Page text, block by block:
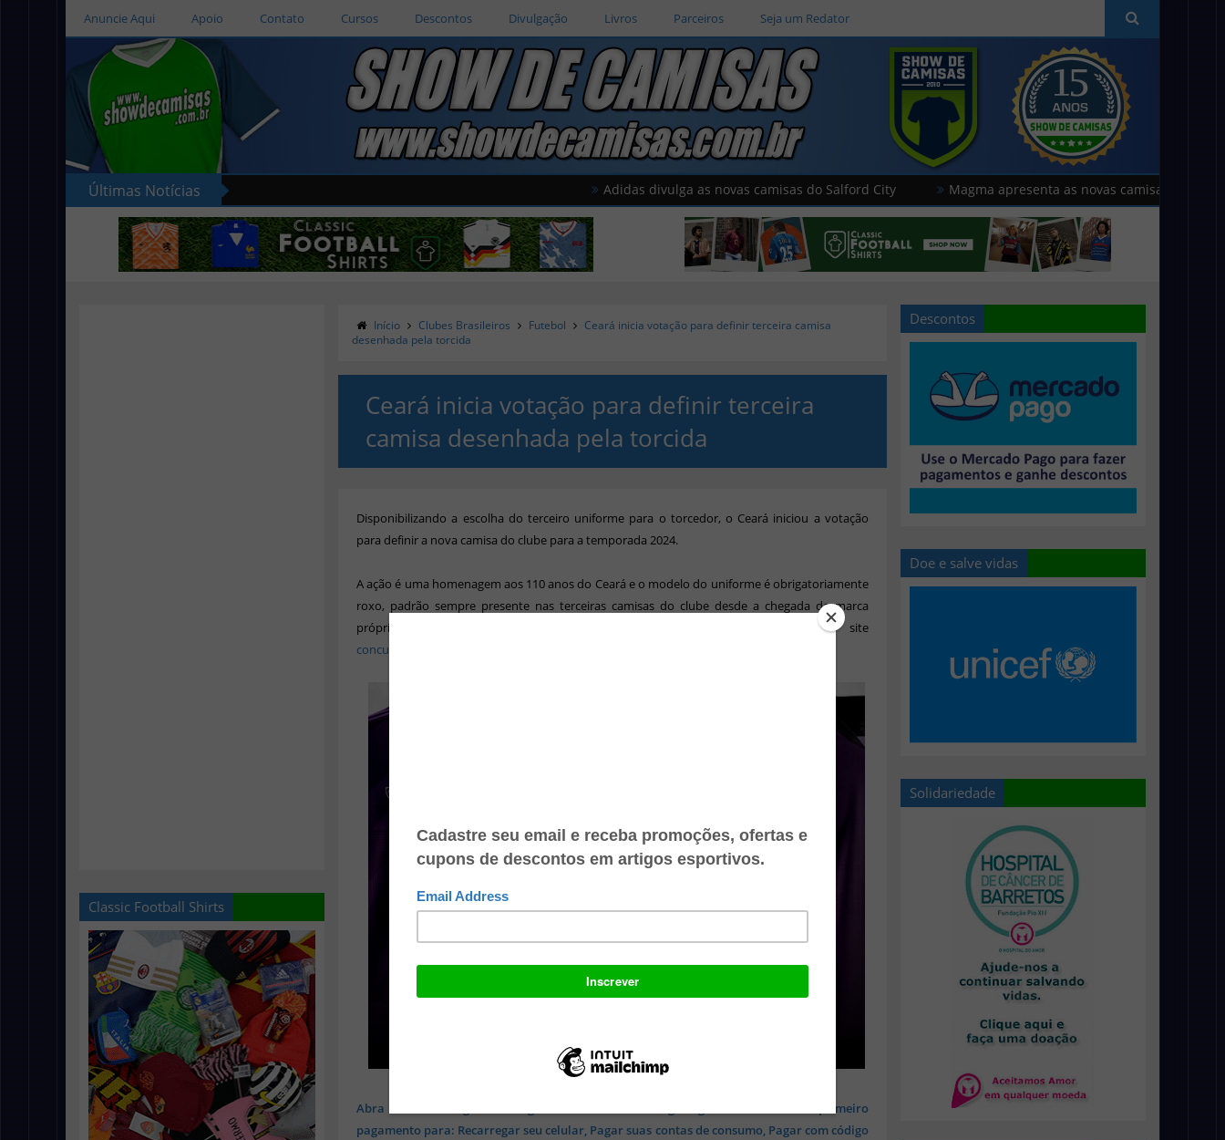
Anuncie Aqui Apoio Contato Cursos Descontos Divulgação Livros Parceiros Seja um Redator
Últimas Notícias Adidas divulga as novas camisas do Salford City Magma apresenta as novas camisas do Cavese
Classic Football Shirts
Início Clubes Brasileiros Futebol
Ceará inicia votação para definir terceira camisa
desenhada pela torcida
Ceará inicia votação para definir terceira
camisa desenhada pela torcida
Disponibilizando a escolha do terceiro uniforme para o torcedor, o Ceará iniciou a votação
para definir a nova camisa do clube para a temporada 2024.
A ação é uma homenagem aos 110 anos do Ceará e o modelo do uniforme é obrigatoriamente
roxo, padrão sempre presente nas terceiras camisas do clube desde a chegada da marca
própria Vozão. Os torcedores alvinegros podem votar nas opções no site
concurso.nacaoalvinegra.com.
Abra sua conta digital 100% gratuita no Mercado Pago e ganhe R$ 10 no seu primeiro
pagamento para: Recarregar seu celular, Pagar suas contas de consumo, Pagar com código
Descontos
Doe e salve vidas
Solidariedade